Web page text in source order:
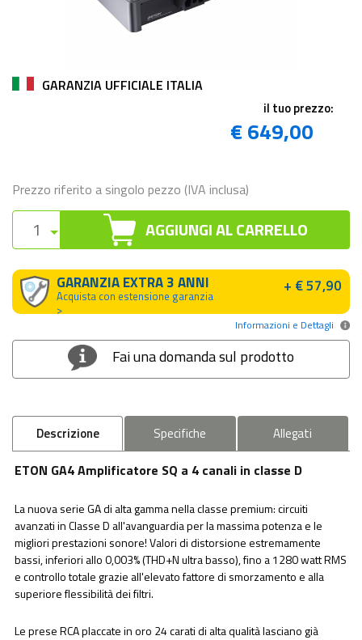
GARANZIA UFFICIALE ITALIA
il tuo prezzo:
€ 649,00
Prezzo riferito a singolo pezzo (IVA inclusa)
AGGIUNGI AL CARRELLO
GARANZIA EXTRA 3 ANNI
Acquista con estensione garanzia
>
+ € 57,90
Informazioni e Dettagli
Fai una domanda sul prodotto
Descrizione Specifiche Allegati
ETON GA4 Amplificatore SQ a 4 canali in classe D
La nuova serie GA di alta gamma nella classe premium: circuiti
avanzati in Classe D all'avanguardia per la massima potenza e le
migliori prestazioni sonore! Valori di distorsione estremamente
bassi, inferiori allo 0,003% (THD+N ultra basso), fino a 1280 watt RMS
e controllo totale grazie all'elevato fattore di smorzamento e alla
superiore flessibilità dei filtri.
Le prese RCA placcate in oro 24 carati di alta qualità lasciano già